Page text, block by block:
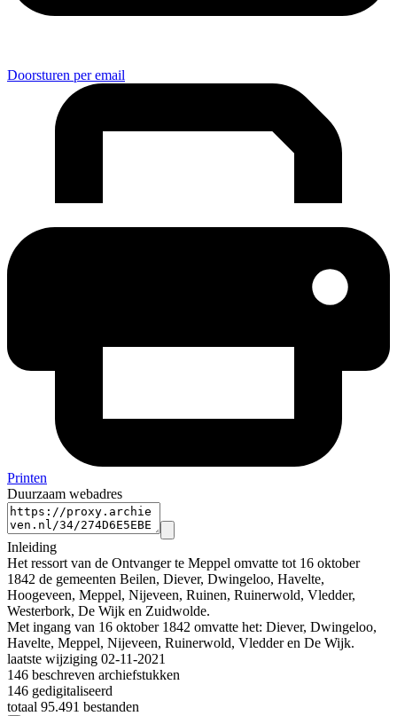
Doorsturen per email
Printen
Duurzaam webadres
Inleiding
Het ressort van de Ontvanger te Meppel omvatte tot 16 oktober
1842 de gemeenten Beilen, Diever, Dwingeloo, Havelte,
Hoogeveen, Meppel, Nijeveen, Ruinen, Ruinerwold, Vledder,
Westerbork, De Wijk en Zuidwolde.
Met ingang van 16 oktober 1842 omvatte het: Diever, Dwingeloo,
Havelte, Meppel, Nijeveen, Ruinerwold, Vledder en De Wijk.
laatste wijziging 02-11-2021
146 beschreven archiefstukken
146 gedigitaliseerd
totaal 95.491 bestanden